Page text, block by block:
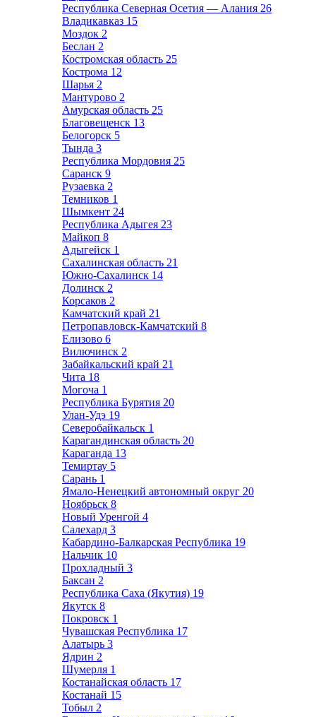
Республика Северная Осетия — Алания 26
Владикавказ 15
Моздок 2
Беслан 2
Костромская область 25
Кострома 12
Шарья 2
Мантурово 2
Амурская область 25
Благовещенск 13
Белогорск 5
Тында 3
Республика Мордовия 25
Саранск 9
Рузаевка 2
Темников 1
Шымкент 24
Республика Адыгея 23
Майкоп 8
Адыгейск 1
Сахалинская область 21
Южно-Сахалинск 14
Долинск 2
Корсаков 2
Камчатский край 21
Петропавловск-Камчатский 8
Елизово 6
Вилючинск 2
Забайкальский край 21
Чита 18
Могоча 1
Республика Бурятия 20
Улан-Удэ 19
Северобайкальск 1
Карагандинская область 20
Караганда 13
Темиртау 5
Сарань 1
Ямало-Ненецкий автономный округ 20
Ноябрьск 8
Новый Уренгой 4
Салехард 3
Кабардино-Балкарская Республика 19
Нальчик 10
Прохладный 3
Баксан 2
Республика Саха (Якутия) 19
Якутск 8
Покровск 1
Чувашская Республика 17
Алатырь 3
Ядрин 2
Шумерля 1
Костанайская область 17
Костанай 15
Тобыл 2